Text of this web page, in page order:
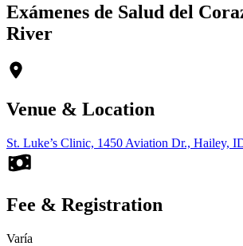
Exámenes de Salud del
River
Venue & Location
St. Luke’s Clinic, 1450 Aviation Dr., Hailey,
Fee & Registration
Varía